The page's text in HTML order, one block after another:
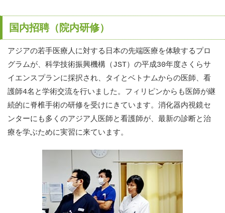
国内招聘（院内研修）
アジアの若手医療人に対する日本の先端医療を体験するプロ
グラムが、科学技術振興機構（JST）の平成30年度さくらサ
イエンスプランに採択され、タイとベトナムからの医師、看
護師4名と学術交流を行いました。フィリピンからも医師が継
続的に脊椎手術の研修を受けにきています。消化器内視鏡セ
ンターにも多くのアジア人医師と看護師が、最新の診断と治
療を学ぶために実習に来ています。